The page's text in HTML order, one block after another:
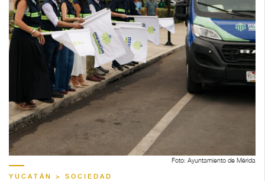
Foto: Ayuntamiento de Mérida
YUCATÁN > SOCIEDAD